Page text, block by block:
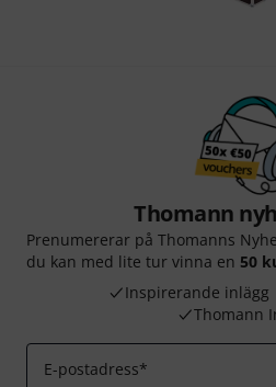
Thomann
Prenumererar på Thomanns
du kan med lite tur vinna en 50
Inspirerande inlägg
Thomann
E-postadress*